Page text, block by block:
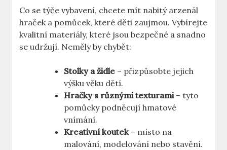
Co se týče vybavení, chcete mít nabitý arzenál
hraček a pomůcek, které děti zaujmou. Vybírejte
kvalitní materiály, které jsou bezpečné a snadno
se udržují. Neměly by chybět:
Stolky a židle – přizpůsobte jejich
výšku věku dětí.
Hračky s různými texturami– tyto
pomůcky podněcují hmatové
vnímání.
Kreativní koutek– místo na
malování, modelování nebo stavění.